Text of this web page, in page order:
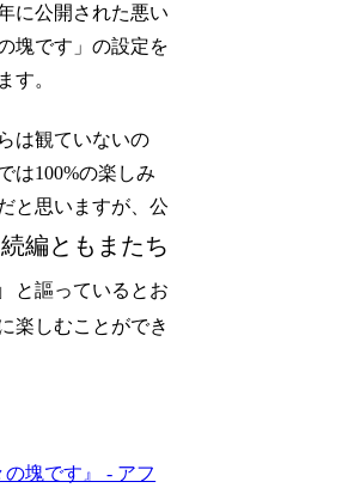
に公開された悪い
塊です」の設定を
す。
は観ていないの
は100%の楽しみ
と思いますが、公
続編ともまたち
と謳っているとお
楽しむことができ
塊です』 - アフ